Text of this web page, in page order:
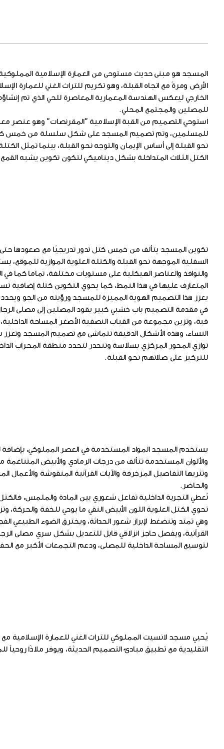
المسجد هو مبنى حديث مستوحى من العمارة الإسلامية
الأرض ومرةً مع اتجاه القبلة، وهو تكريم للتراث الغني للعمارة
الخارجي ليعكس الهندسة المعمارية المعاصرة للحي الذي تم إنشاؤه
للمصلين والمجتمع المحلي.
استوحي التصميم من القبة الإسلامية "المقرنصات" وهو عنصر
للمسلمين، وتم تصميم المسجد على شكل سلسلة من خمس كتل
نحو القبلة إلى أساس الإيمان والتوجه نحو القبلة، بينما تمثل
الكتل الثلاث المتداخلة بشكل ديناميكي لتكون تكوين يشبه
تكوين المسجد يتألف من خمس كتل تدور تدريجيًا مع صعودها حتى
السفلية الموجهة نحو القبلة والكتلة العلوية الموازية
والنوافذ والعناصر الهيكلية على مستويات مختلفة، تماما كما
المتعارف عليها في هذا النمط، كما يحوي التكوين كتلة إضافية
يعزز هذا التصميم الهوية المميزة للمسجد ورؤيته من الجو
في مقدمة التصميم باب خشبي كبير يقود المصلين إلى مصلى
قبة، وتزين مجموعة من القباب النصفية الأصغر المساحة
النساء، وهذه الأشكال الدقيقة تتماشى مع تصميم المسجد
توازي المحور المركزي بسلاسة وتنحدر لتحدد منطقة المحراب
للتركيز على صلاتهم نحو القبلة.
يستخدم المسجد المواد المستخدمة في العصر المملوكي،
والألوان المستخدمة تتألف من درجات الرمادي والأبيض
وتثريها التفاصيل المزخرفة والآيات القرآنية المنقوشة
والحاضر.
تُعطي التجربة الداخلية تفاعل شعوري بين المادة والملمس،
تحوي الكتل العلوية اللون الأبيض النقي ما يوحي للخفة والحركة،
وهي تمتد وتنضغط لإبراز شعور الحداثة، ويخترق الضوء الطبيعي
القرآنية، ويفصل حاجز انزلاقي قابل للتعديل بشكل سري مصلى
لتوسيع المساحة الداخلية للمصلى، ودعم التجمعات الأكبر مع
يُحيي مسجد لانسيت المملوكي للتراث الغني للعمارة
التقليدية مع تطبيق مبادئ التصميم الحديثة، ويوفر ملاذًا روحياً